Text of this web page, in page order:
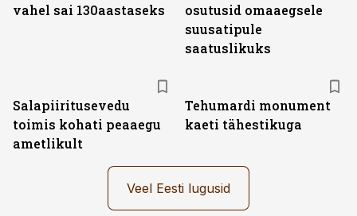
vahel sai 130aastaseks
osutusid omaaegsele
suusatipule
saatuslikuks
Salapiiritusevedu
toimis kohati peaaegu
ametlikult
Tehumardi monument
kaeti tähestikuga
Veel Eesti lugusid